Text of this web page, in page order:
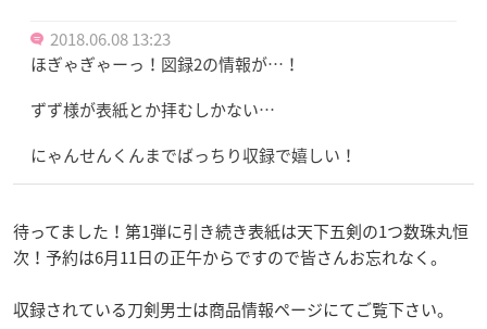
2018.06.08 13:23
ほぎゃぎゃーっ！図録2の情報が…！
ずず様が表紙とか拝むしかない…
にゃんせんくんまでばっちり収録で嬉しい！
待ってました！第1弾に引き続き表紙は天下五剣の1つ数珠丸恒
次！予約は6月11日の正午からですので皆さんお忘れなく。
収録されている刀剣男士は商品情報ページにてご覧下さい。